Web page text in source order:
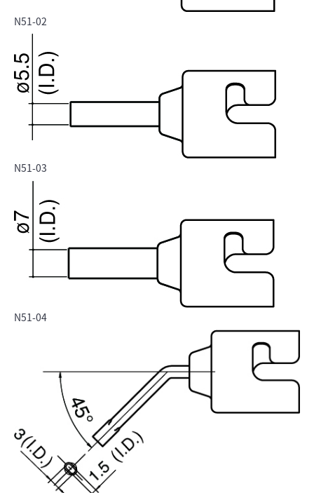
N51-02
N51-03
N51-04